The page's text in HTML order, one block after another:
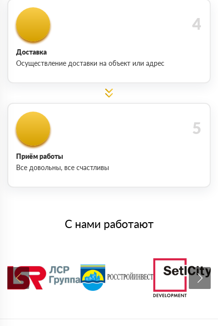
Доставка
Осуществление доставки на объект или адрес
Приём работы
Все довольны, все счастливы
С нами работают